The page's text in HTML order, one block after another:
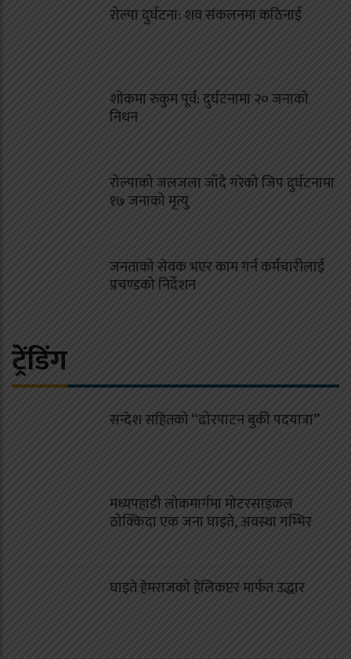
रोल्पा दुर्घटना: शव संकलनमा कठिनाई
शोकमा रुकुम पूर्व: दुर्घटनामा २० जनाको
निधन
रोल्पाको जलजला जाँदै गरेको जिप दुर्घटनामा
१७ जनाको मृत्यु
जनताको सेवक भएर काम गर्न कर्मचारीलाई
प्रचण्डको निर्देशन
ट्रेंडिंग
सन्देश सहितको “ढोरपाटन बुकी पदयात्रा”
मध्यपहाडी लोकमार्गमा मोटरसाइकल
ठोक्किदा एक जना घाइते, अवस्था गम्भिर
घाइते हेमराजको हेलिकप्टर मार्फत उद्धार